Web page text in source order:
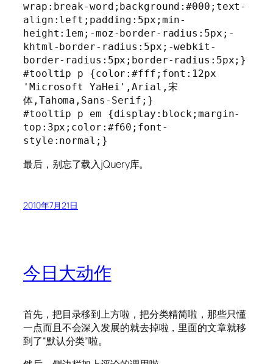
wrap:break-word;background:#000;text-
align:left;padding:5px;min-
height:1em;-moz-border-radius:5px;-
khtml-border-radius:5px;-webkit-
border-radius:5px;border-radius:5px;}
#tooltip p {color:#fff;font:12px
'Microsoft YaHei',Arial,宋
体,Tahoma,Sans-Serif;}
#tooltip p em {display:block;margin-
top:3px;color:#f60;font-
style:normal;}
最后，别忘了载入jQuery库。
2010年7月21日
今日大动作
首先，把目录移到上方啦，把分类精简啦，那些只懂
一点而且不会深入发展的就去掉啦，里面的文章就移
到了“默认分类”啦。